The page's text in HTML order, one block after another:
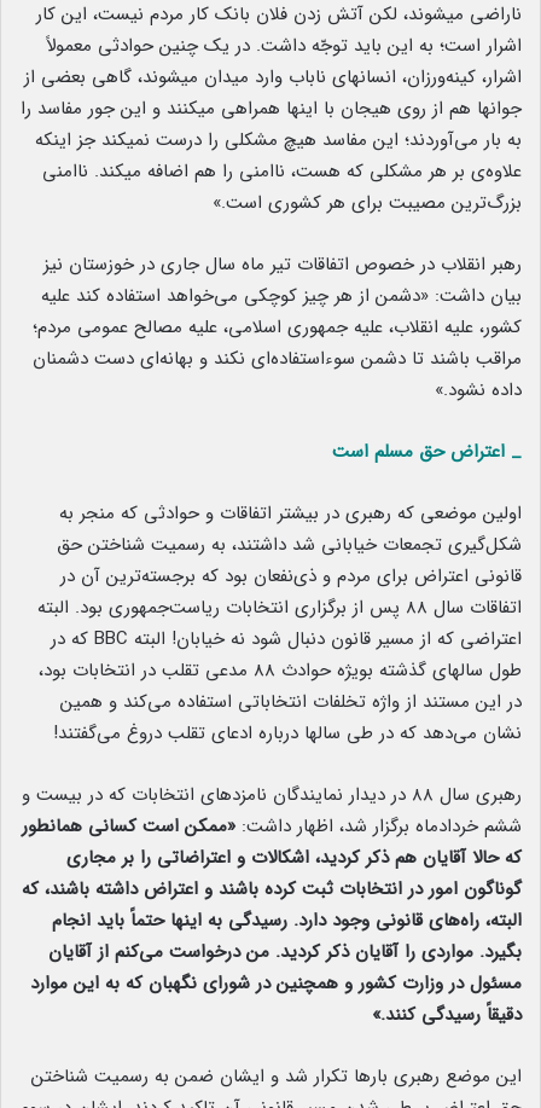
ناراضی میشوند، لکن آتش زدن فلان بانک کار مردم نیست، این کار
اشرار است؛ به این باید توجّه داشت. در یک چنین حوادثی معمولاً
اشرار، کینه‌ورزان، انسانهای ناباب وارد میدان میشوند، گاهی بعضی از
جوانها هم از روی هیجان با اینها همراهی میکنند و این‌ جور مفاسد را
به بار می‌آوردند؛ این مفاسد هیچ مشکلی را درست نمیکند جز اینکه
علاوه‌ی بر هر مشکلی که هست، ناامنی را هم اضافه میکند. ناامنی
بزرگ‌ترین مصیبت برای هر کشوری است.»
رهبر انقلاب در خصوص اتفاقات تیر ماه سال جاری در خوزستان نیز
بیان داشت: «دشمن از هر چیز کوچکی می‌خواهد استفاده کند علیه
کشور، علیه انقلاب، علیه جمهوری اسلامی، علیه مصالح عمومی مردم؛
مراقب باشند تا دشمن سوءاستفاده‌ای نکند و بهانه‌ای دست دشمنان
داده نشود.»
_ اعتراض حق مسلم است
اولین موضعی که رهبری در بیشتر اتفاقات و حوادثی که منجر به
شکل‌گیری تجمعات خیابانی شد داشتند، به رسمیت شناختن حق
قانونی اعتراض برای مردم و ذی‌نفعان بود که برجسته‌ترین آن در
اتفاقات سال 88 پس از برگزاری انتخابات ریاست‌جمهوری بود. البته
اعتراضی که از مسیر قانون دنبال شود نه خیابان! البته BBC که در
طول سالهای گذشته بویژه حوادث 88 مدعی تقلب در انتخابات بود،
در این مستند از واژه تخلفات انتخاباتی استفاده می‌کند و همین
نشان می‌دهد که در طی سالها درباره ادعای تقلب دروغ می‌گفتند!
رهبری سال ۸۸ در دیدار نمایندگان نامزدهای انتخابات که در بیست و
ششم خردادماه برگزار شد، اظهار داشت: «ممکن است کسانی همانطور
که حالا آقایان هم ذکر کردید، اشکالات و اعتراضاتی را بر مجاری
گوناگون امور در انتخابات ثبت کرده باشند و اعتراض داشته باشند، که
البته، راه‌های قانونی وجود دارد. رسیدگی به اینها حتماً باید انجام
بگیرد. مواردی را آقایان ذکر کردید. من درخواست می‌کنم از آقایان
مسئول در وزارت کشور و همچنین در شورای نگهبان که به این موارد
دقیقاً رسیدگی کنند.»
این موضع رهبری بارها تکرار شد و ایشان ضمن به رسمیت شناختن